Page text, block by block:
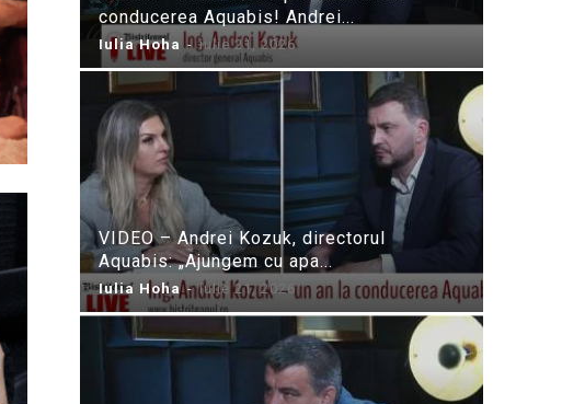
conducerea Aquabis! Andrei...
Iulia Hoha - iulie 21, 2026
VIDEO – Andrei Kozuk, directorul
Aquabis: „Ajungem cu apa...
Iulia Hoha - iulie 21, 2026